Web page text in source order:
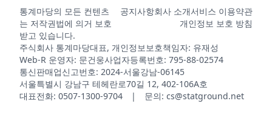
통계마당의 모든 컨텐츠
는 저작권법에 의거 보호
받고 있습니다.
공지사항회사 소개서비스 이용약관
개인정보 보호 방침
주식회사 통계마당대표, 개인정보보호책임자: 유재성
Web-R 운영자: 문건웅사업자등록번호: 795-88-02574
통신판매업신고번호: 2024-서울강남-06145
서울특별시 강남구 테헤란로70길 12, 402-106A호
대표전화: 0507-1300-9704 | 문의: cs@statground.net